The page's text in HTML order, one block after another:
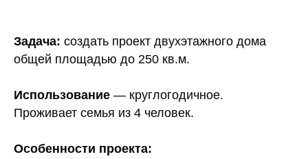
Задача: создать проект двухэтажного дома
общей площадью до 250 кв.м.
Использование — круглогодичное.
Проживает семья из 4 человек.
Особенности проекта: